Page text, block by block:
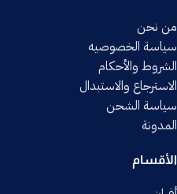
من نحن
سياسة الخصوصيه
الشروط والأحكام
الاسترجاع والاستبدال
سياسة الشحن
المدونة
الأقسام